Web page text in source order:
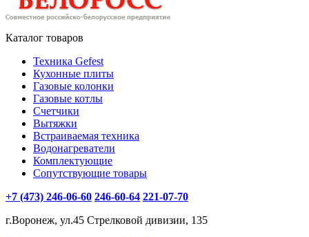
Каталог товаров
Техника Gefest
Кухонные плиты
Газовые колонки
Газовые котлы
Счетчики
Вытяжки
Встраиваемая техника
Водонагреватели
Комплектующие
Сопутствующие товары
+7 (473) 246-06-60 246-60-64 221-07-70
г.Воронеж, ул.45 Стрелковой дивизии, 135